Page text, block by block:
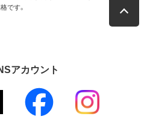
です。
アカウント